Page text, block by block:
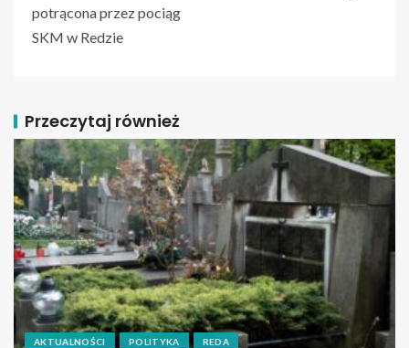
potrącona przez pociąg
SKM w Redzie
Przeczytaj również
AKTUALNOŚCI POLITYKA REDA